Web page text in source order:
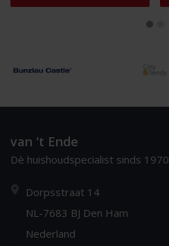
van 't Ende
Dè huishoudspecialist sinds 1970
Dorpsstraat 14
NL-7683 BJ Den Ham
Nederland